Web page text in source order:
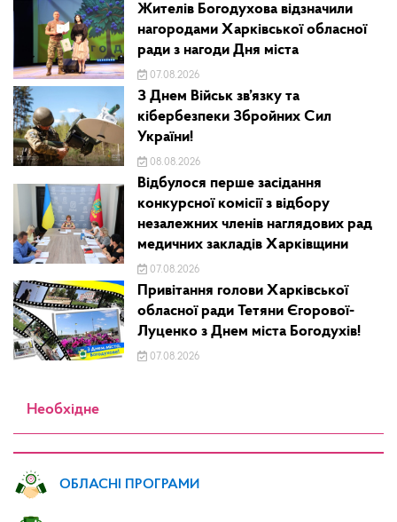
Жителів Богодухова відзначили
нагородами Харківської обласної
ради з нагоди Дня міста
07.08.2026
З Днем Військ зв’язку та
кібербезпеки Збройних Сил
України!
08.08.2026
Відбулося перше засідання
конкурсної комісії з відбору
незалежних членів наглядових рад
медичних закладів Харківщини
07.08.2026
Привітання голови Харківської
обласної ради Тетяни Єгорової-
Луценко з Днем міста Богодухів!
07.08.2026
Необхідне
ОБЛАСНІ ПРОГРАМИ